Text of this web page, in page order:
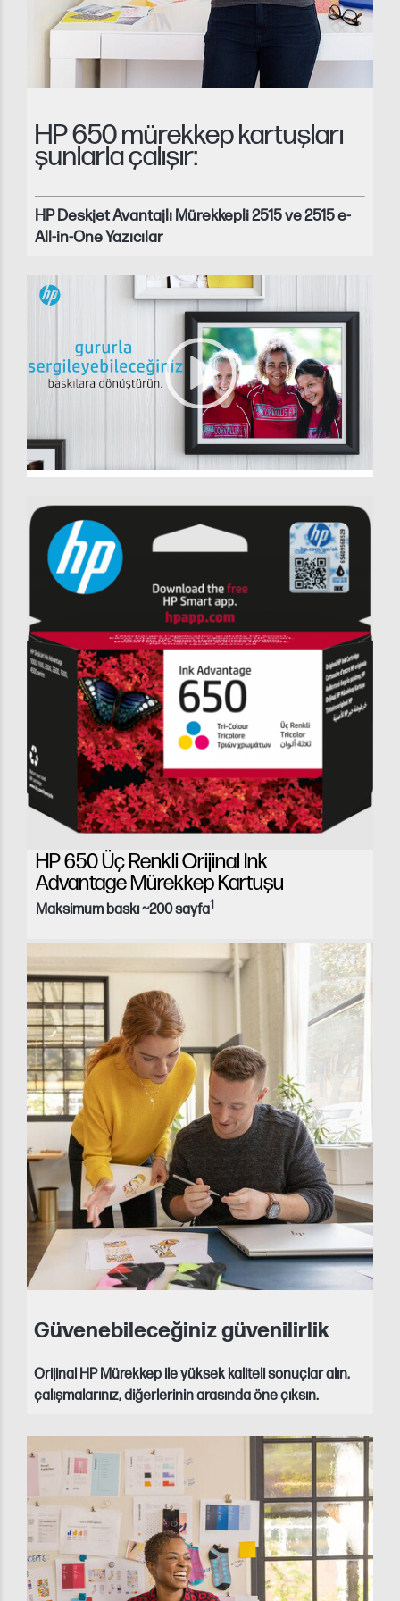
HP 650 mürekkep kartuşları
şunlarla çalışır:
HP Deskjet Avantajlı Mürekkepli 2515 ve 2515 e-
All-in-One Yazıcılar
0:36
Video Player
00:00|00:00
HP 650 Üç Renkli Orijinal Ink
Advantage Mürekkep Kartuşu
Maksimum baskı ~200 sayfa1
Güvenebileceğiniz güvenilirlik
Orijinal HP Mürekkep ile yüksek kaliteli sonuçlar alın,
çalışmalarınız, diğerlerinin arasında öne çıksın.